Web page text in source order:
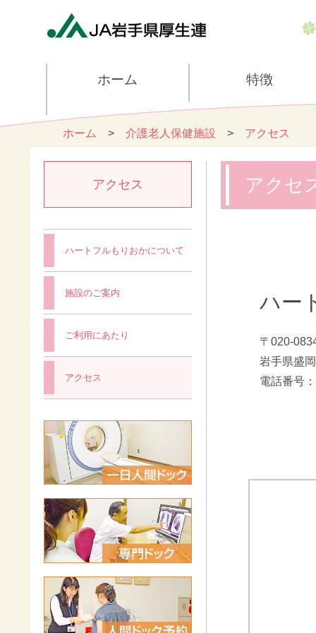
ホーム 特徴
ホーム > 介護老人保健施設 > アクセス
アクセス
ハートフルもりおかについて
施設のご案内
ご利用にあたり
アクセス
アクセ
ハー
〒020-
岩手県盛
電話番号：